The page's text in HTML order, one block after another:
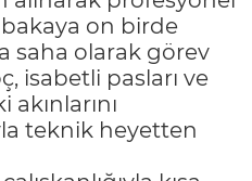
on birde
saha olarak görev
isabetli pasları ve
teknik heyetten